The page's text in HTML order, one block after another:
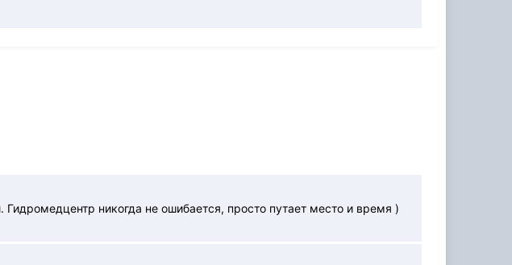
никогда не ошибается, просто путает место и время )